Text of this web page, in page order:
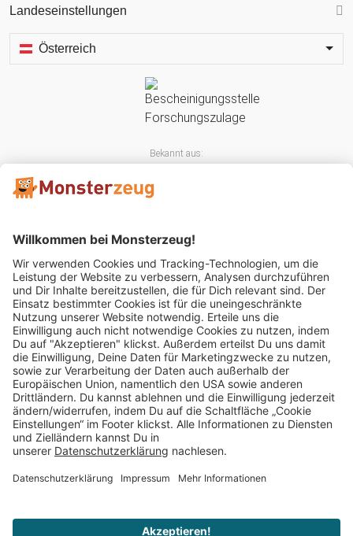
Landeseinstellungen
Österreich
Bekannt aus:
Mitglied im:
Impressum AGB Widerrufsbelehrung
Vertrag widerrufen